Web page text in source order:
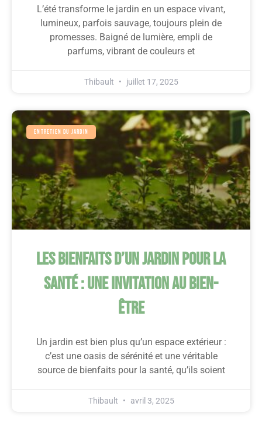
L’été transforme le jardin en un espace vivant,
lumineux, parfois sauvage, toujours plein de
promesses. Baigné de lumière, empli de
parfums, vibrant de couleurs et
Thibault juillet 17, 2025
Entretien Du Jardin
Les Bienfaits D’un Jardin Pour La
Santé : Une Invitation Au Bien-
Être
Un jardin est bien plus qu’un espace extérieur :
c’est une oasis de sérénité et une véritable
source de bienfaits pour la santé, qu’ils soient
Thibault avril 3, 2025